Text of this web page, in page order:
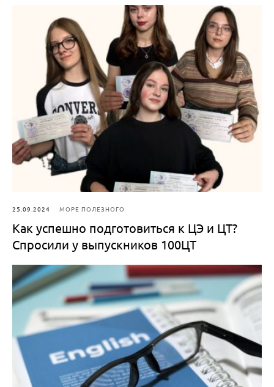
25.09.2024 МОРЕ ПОЛЕЗНОГО
Как успешно подготовиться к ЦЭ и ЦТ?
Спросили у выпускников 100ЦТ